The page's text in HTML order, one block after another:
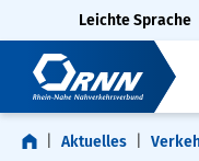
Navigation überspringen
Zur Fußzeile springen
Leichte Sprache
Aktuelles